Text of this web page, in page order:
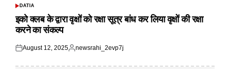
POSTED
DATIA
इको क्लब के द्वारा वृक्षों को रक्षा सूत्र बांध कर लिया वृक्षों की रक्षा
करने का संकल्प
Posted
August 12, 2025
Posted
newsrahi_2evp7j